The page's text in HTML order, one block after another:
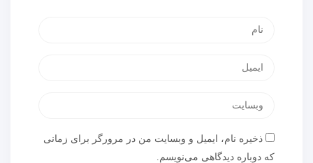
ذخیره نام، ایمیل و وبسایت من در مرورگر برای زمانی
که دوباره دیدگاهی می‌نویسم.